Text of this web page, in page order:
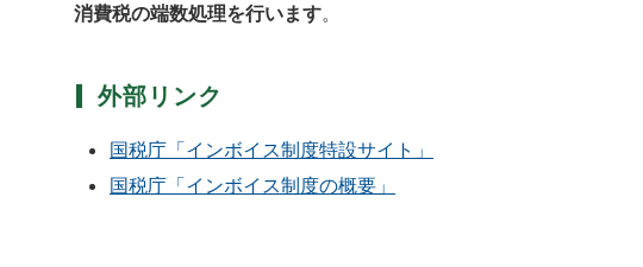
消費税の端数処理を行います。
外部リンク
国税庁「インボイス制度特設サイト」
国税庁「インボイス制度の概要」